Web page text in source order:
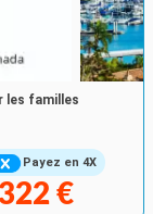
Payez en 4X
les familles
322 €